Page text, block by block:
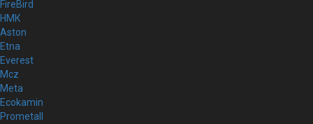
FireBird
НМК
Aston
Etna
Everest
Mcz
Meta
Ecokamin
Prometall